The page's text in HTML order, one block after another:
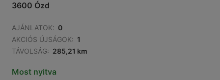
3600 Ózd
AJÁNLATOK: 0
AKCIÓS ÚJSÁGOK: 1
TÁVOLSÁG: 285,21 km
Most nyitva